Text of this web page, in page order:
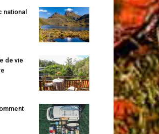
national
de vie